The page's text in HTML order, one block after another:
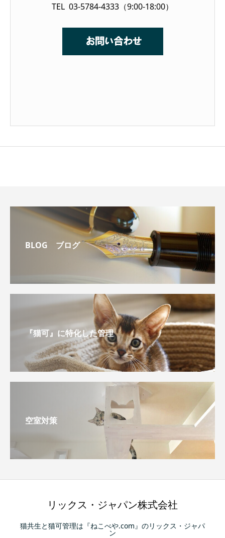
TEL 03-5784-4333（9:00-18:00）
BLOG ブログ
『猫可』に特化した管理
空室対策
リックス・ジャパン株式会社
猫共生と猫可管理は『ねこべや.com』のリックス・ジャパ
ン